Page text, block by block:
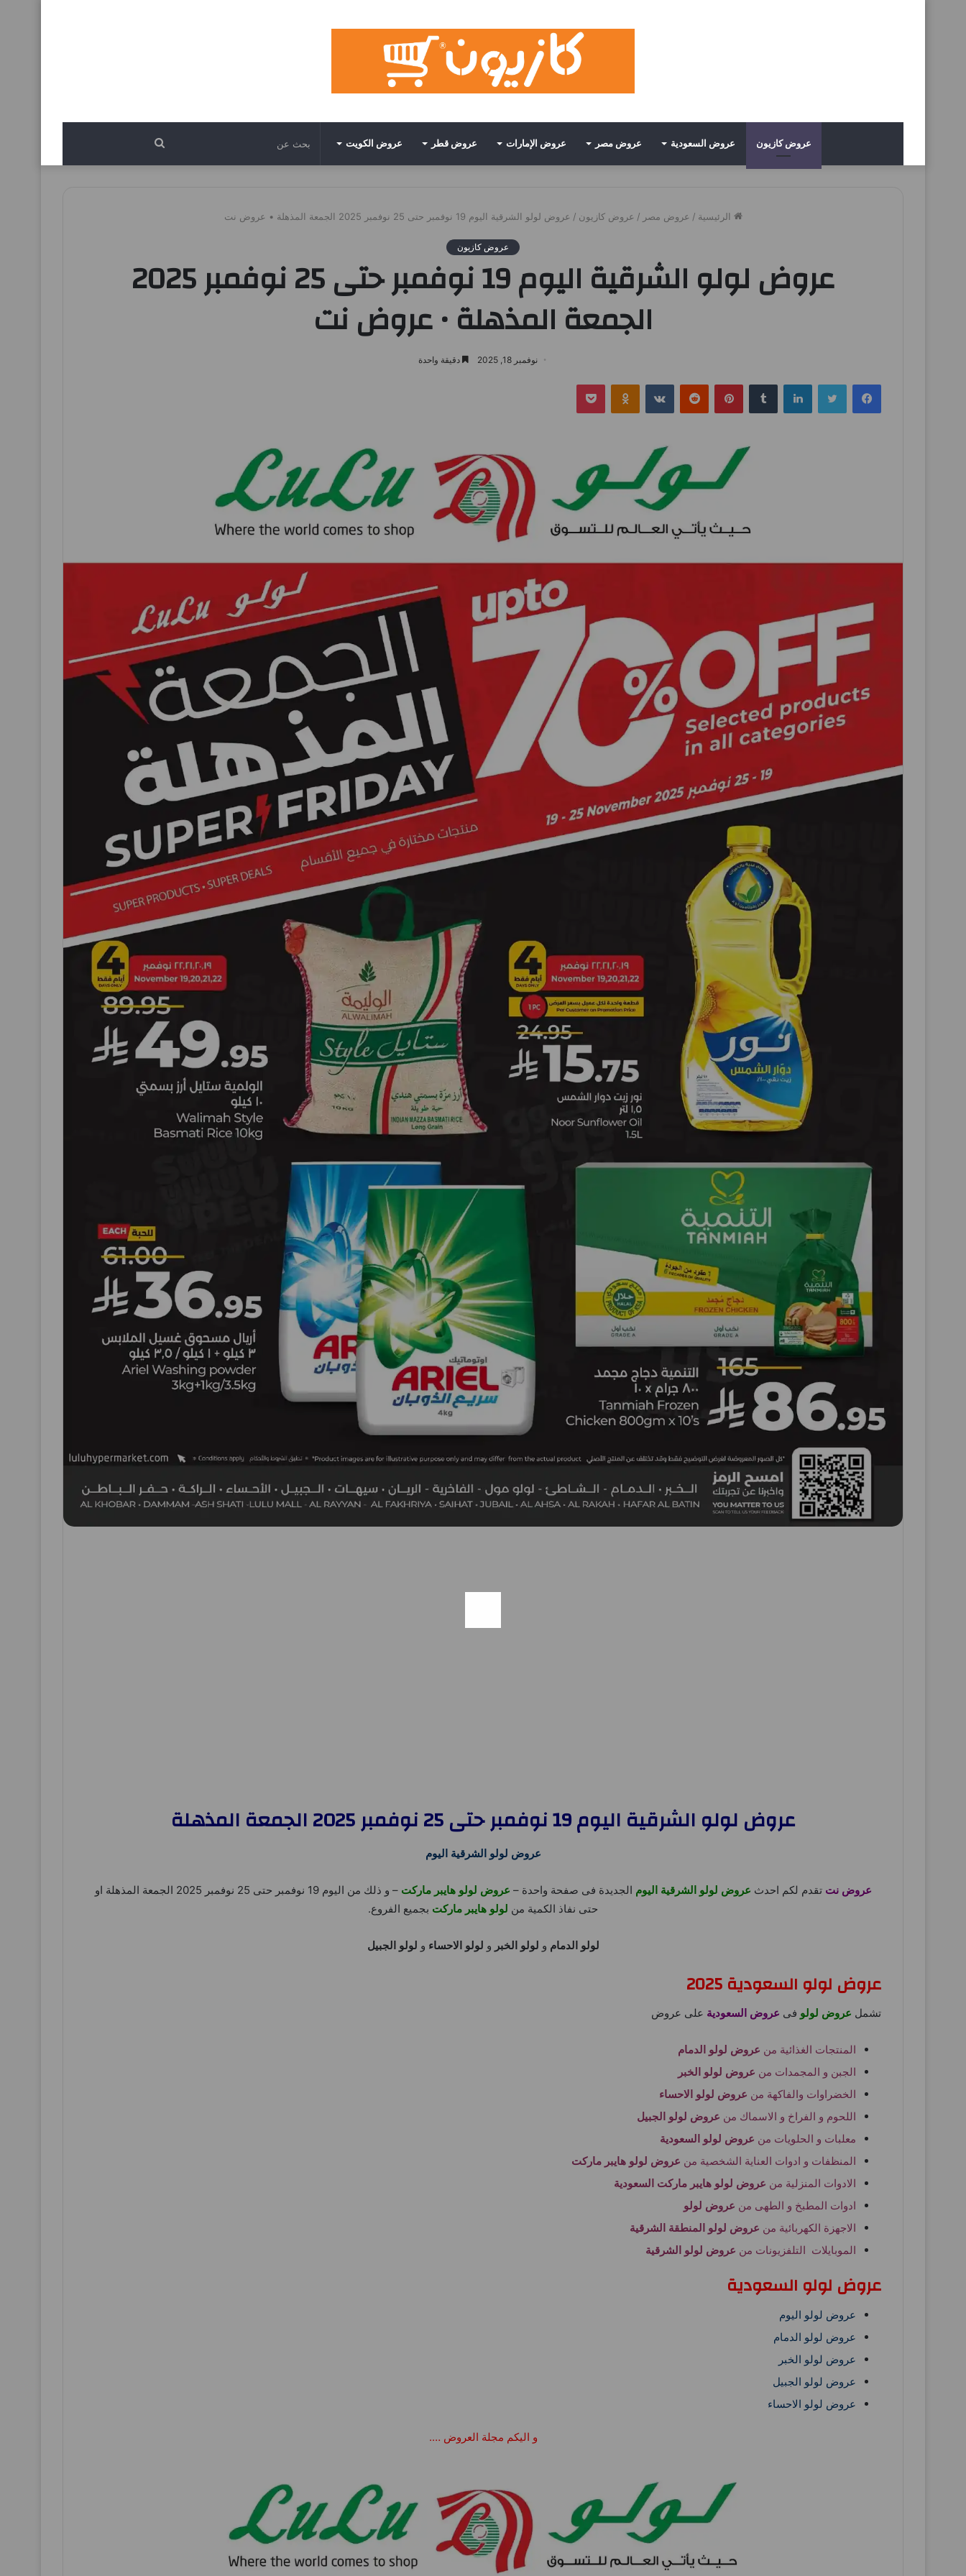
عروض كازيون عروض السعودية عروض مصر عروض الإمارات عروض قطر عروض الكويت بحث
الرئيسية / عروض مصر / عروض كازيون / عروض لولو الشرقية اليوم 19 نوفمبر حتى 25 نوفمبر 2025 الجمعة المذهلة • عروض نت
عروض كازيون
عروض لولو الشرقية اليوم 19 نوفمبر حتى 25 نوفمبر 2025
الجمعة المذهلة • عروض نت
نوفمبر 18, 2025 دقيقة واحدة
فيسبوك تويتر لينكدإن بينتيريست Odnoklassniki
بوكيت
عروض لولو الشرقية اليوم 19 نوفمبر حتى 25 نوفمبر 2025 الجمعة المذهلة
عروض لولو الشرقية اليوم
عروض نت تقدم لكم احدث عروض لولو الشرقية اليوم الجديدة فى صفحة واحدة – عروض لولو هايبر ماركت
– و ذلك من اليوم 19 نوفمبر حتى 25 نوفمبر 2025 الجمعة المذهلة او
حتى نفاذ الكمية من لولو هايبر ماركت بجميع الفروع.
لولو الدمام و لولو الخبر و لولو الاحساء و لولو الجبيل
عروض لولو السعودية 2025
تشمل عروض لولو فى عروض السعودية على عروض
المنتجات الغذائية من عروض لولو الدمام
الجبن و المجمدات من عروض لولو الخبر
الخضراوات والفاكهة من عروض لولو الاحساء
اللحوم و الفراخ و الاسماك من عروض لولو الجبيل
معلبات و الحلويات من عروض لولو السعودية
المنظفات و ادوات العناية الشخصية من عروض لولو هايبر ماركت
الادوات المنزلية من عروض لولو هايبر ماركت السعودية
ادوات المطبخ و الطهى من عروض لولو
الاجهزة الكهربائية من عروض لولو المنطقة الشرقية
الموبايلات التلفزيونات من عروض لولو الشرقية
عروض لولو السعودية
عروض لولو اليوم
عروض لولو الدمام
عروض لولو الخبر
عروض لولو الجبيل
عروض لولو الاحساء
و اليكم مجلة العروض ….